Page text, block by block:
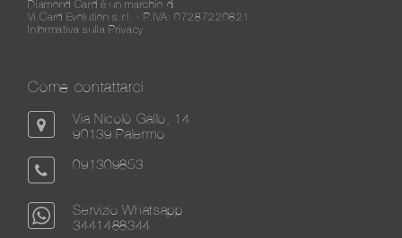
Diamond Card è un marchio di
Vi.Card Evolution s.r.l. - P.IVA: 07287220821
Informativa sulla Privacy
Come contattarci
Via Nicolò Gallo, 14
90139 Palermo
091309853
Servizio Whatsapp
3441488344